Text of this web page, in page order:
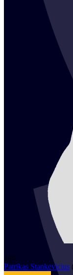
145
Patrikas Stankevicius